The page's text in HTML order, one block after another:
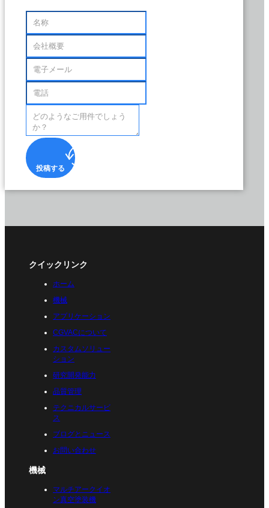
投稿する
クイックリンク
ホーム
機械
アプリケーション
CGVACについて
カスタムソリュー
ション
研究開発能力
品質管理
テクニカルサービ
ス
ブログとニュース
お問い合わせ
機械
マルチアークイオ
ン真空塗装機